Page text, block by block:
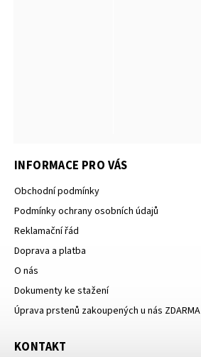
INFORMACE PRO VÁS
Obchodní podmínky
Podmínky ochrany osobních údajů
Reklamační řád
Doprava a platba
O nás
Dokumenty ke stažení
Úprava prstenů zakoupených u nás ZDARMA
KONTAKT